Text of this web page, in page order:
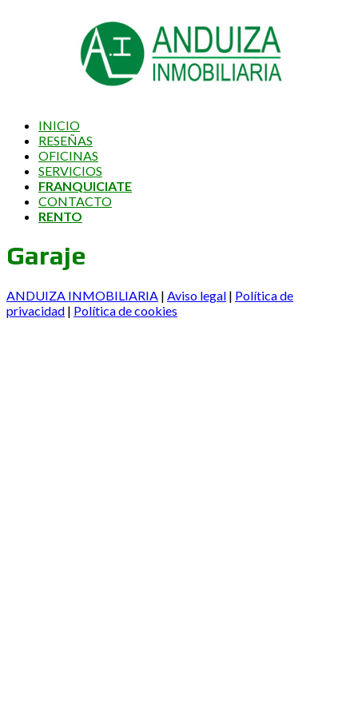
INICIO
RESEÑAS
OFICINAS
SERVICIOS
FRANQUICIATE
CONTACTO
RENTO
Garaje
ANDUIZA INMOBILIARIA | Aviso legal | Política de
privacidad | Política de cookies